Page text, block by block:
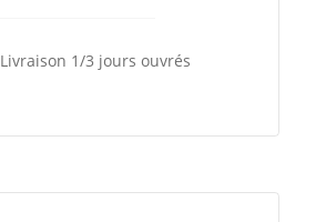
Livraison 1/3 jours ouvrés